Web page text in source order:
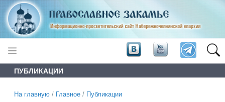
ПУБЛИКАЦИИ
На главную / Главное / Публикации